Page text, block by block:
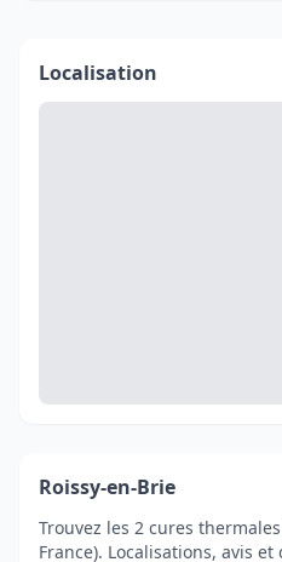
Localisation
Roissy-en-Brie
Trouvez les 2 cures
France). Localisations, avis et